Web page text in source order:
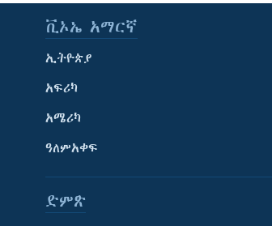
ቪኦኤ አማርኛ
ኢትዮጵያ
አፍሪካ
አሜሪካ
ዓለምአቀፍ
ድምጽ